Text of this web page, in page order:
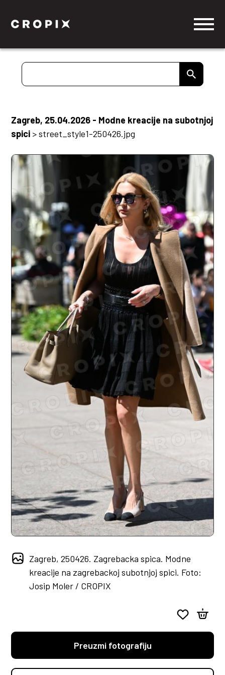
Zagreb, 25.04.2026 - Modne kreacije na subotnjoj
spici >street_style1-250426.jpg
Zagreb, 250426. Zagrebacka spica. Modne
kreacije na zagrebackoj subotnjoj spici. Foto:
Josip Moler / CROPIX
Preuzmi fotografiju